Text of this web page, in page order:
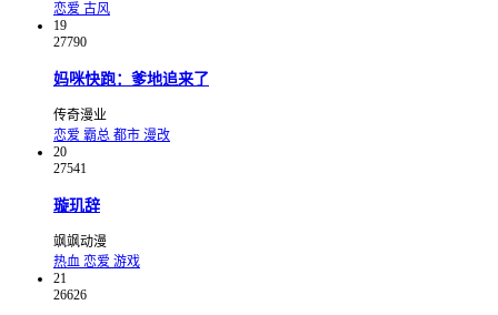
恋爱 古风
19
27790
妈咪快跑：爹地追来了
传奇漫业
恋爱 霸总 都市 漫改
20
27541
璇玑辞
飒飒动漫
热血 恋爱 游戏
21
26626